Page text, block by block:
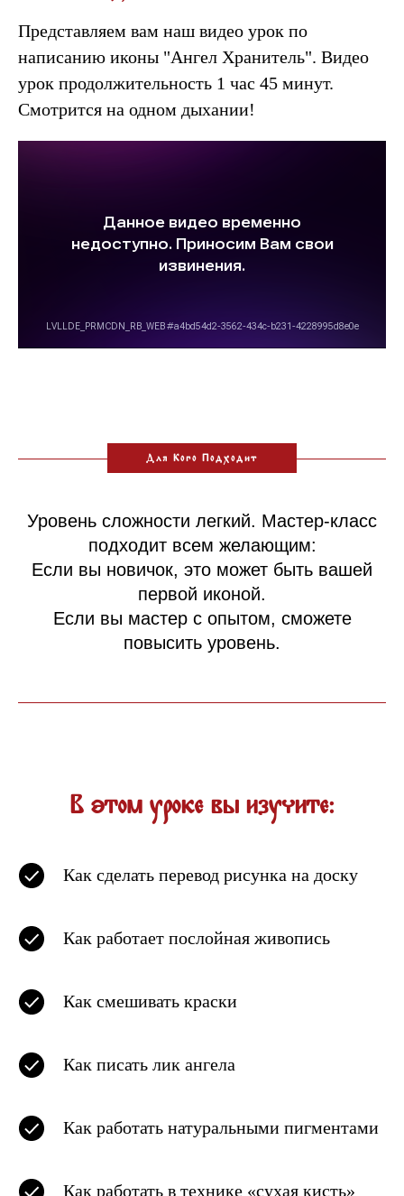
Представляем вам наш видео урок по
написанию иконы "Ангел Хранитель". Видео
урок продолжительность 1 час 45 минут.
Смотрится на одном дыхании!
Для Кого Подходит
Уровень сложности легкий. Мастер-класс
подходит всем желающим:
Если вы новичок, это может быть вашей
первой иконой.
Если вы мастер с опытом, сможете
повысить уровень.
В этом уроке вы изучите:
Как сделать перевод рисунка на доску
Как работает послойная живопись
Как смешивать краски
Как писать лик ангела
Как работать натуральными пигментами
Как работать в технике «сухая кисть»